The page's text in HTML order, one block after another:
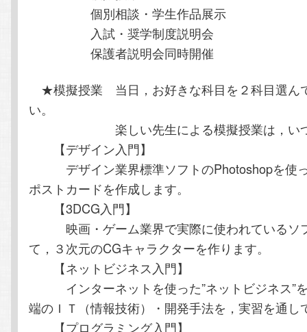
個別相談・学生作品展示
入試・奨学制度説明会
保護者説明会同時開催
★模擬授業 当日，お好きな科目を２科目選ん
い。
楽しい先生による模擬授業は，いつ
【デザイン入門】
デザイン業界標準ソフトのPhotoshopを使
ポストカードを作成します。
【3DCG入門】
映画・ゲーム業界で実際に使われているソ
て，３次元のCGキャラクターを作ります。
【ネットビジネス入門】
インターネットを使った”ネットビジネス”
端のＩＴ（情報技術）・開発手法を，実習を通し
【プログラミング入門】